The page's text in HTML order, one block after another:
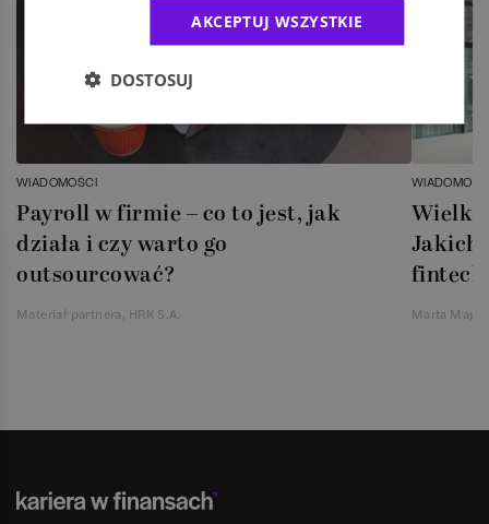
WIADOMOŚCI
Payroll w firmie – co to jest, jak
działa i czy warto go
outsourcować?
Materiał partnera, HRK S.A.
Jakich
Marta
AKCEPTUJ WSZYSTKIE
DOSTOSUJ